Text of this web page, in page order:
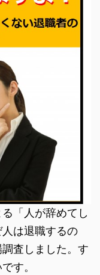
「人が辞めてし
は退職するの
査しました。す
す。